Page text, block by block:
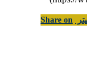
Share on